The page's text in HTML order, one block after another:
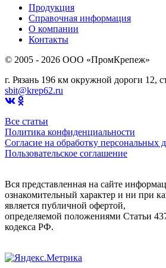
Продукция
Справочная информация
О компании
Контакты
© 2005 - 2026 OOO «ПромКрепеж»
г. Рязань 196 км окружной дороги 12,
sbit@krep62.ru
Все статьи
Политика конфиденциальности
Согласие на обработку персональных
Пользовательское соглашение
Вся представленная на сайте
ознакомительный характер и ни при
является публичной офертой,
определяемой положениями Статьи
кодекса РФ.